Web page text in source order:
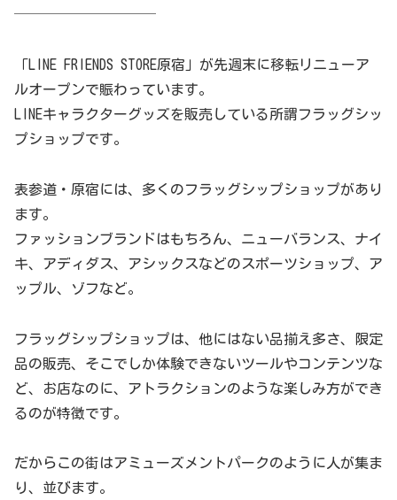
──────────
「LINE FRIENDS STORE原宿」が先週末に移転リニューア
ルオープンで賑わっています。
LINEキャラクターグッズを販売している所謂フラッグシッ
プショップです。
表参道・原宿には、多くのフラッグシップショップがあり
ます。
ファッションブランドはもちろん、ニューバランス、ナイ
キ、アディダス、アシックスなどのスポーツショップ、ア
ップル、ゾフなど。
フラッグシップショップは、他にはない品揃え多さ、限定
品の販売、そこでしか体験できないツールやコンテンツな
ど、お店なのに、アトラクションのような楽しみ方ができ
るのが特徴です。
だからこの街はアミューズメントパークのように人が集ま
り、並びます。